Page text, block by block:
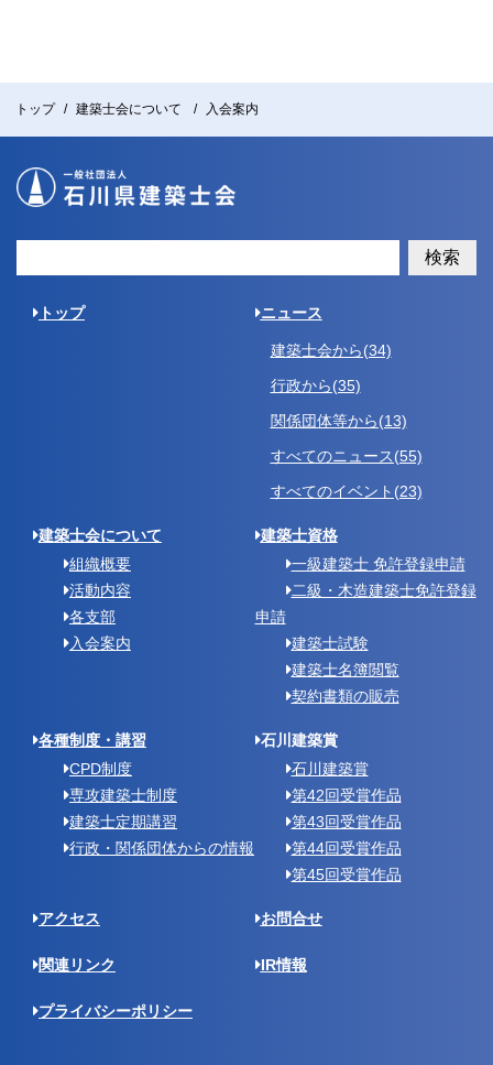
トップ 建築士会について 入会案内
検索
トップ ニュース
建築士会から(34)
行政から(35)
関係団体等から(13)
すべてのニュース(55)
すべてのイベント(23)
建築士会について
組織概要
活動内容
各支部
入会案内
建築士資格
一級建築士 免許登録申請
二級・木造建築士免許登録
申請
建築士試験
建築士名簿閲覧
契約書類の販売
各種制度・講習
CPD制度
専攻建築士制度
建築士定期講習
行政・関係団体からの情報
石川建築賞
石川建築賞
第42回受賞作品
第43回受賞作品
第44回受賞作品
第45回受賞作品
アクセス お問合せ
関連リンク IR情報
プライバシーポリシー